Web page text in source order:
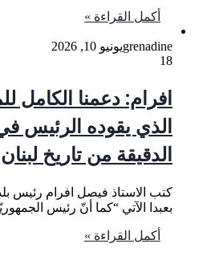
أكمل القراءة »
grenadineيونيو 10, 2026
18
افرام: دعمنا الكامل
الذي يقوده الرئيس
الدقيقة من تاريخ
كتب الاستاذ فيصل افرام رئيس
بعبدا الآتي “كما أنّ رئيس
أكمل القراءة »